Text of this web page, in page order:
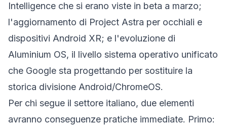
Intelligence che si erano viste in beta a marzo;
l'aggiornamento di Project Astra per occhiali e
dispositivi Android XR; e l'evoluzione di
Aluminium OS, il livello sistema operativo unificato
che Google sta progettando per sostituire la
storica divisione Android/ChromeOS.
Per chi segue il settore italiano, due elementi
avranno conseguenze pratiche immediate. Primo: